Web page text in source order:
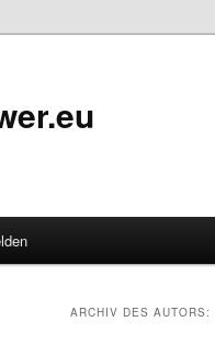
ARCHIV DES AUTORS: